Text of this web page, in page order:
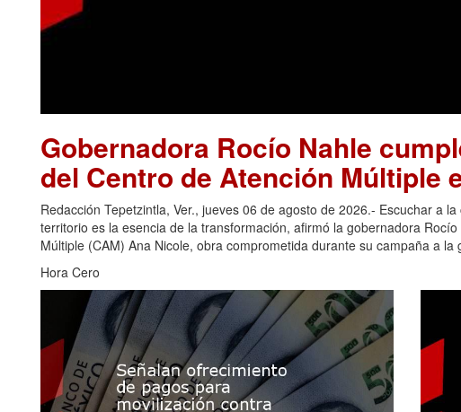
Gobernadora Rocío Nahle
del Centro de Atención Múltiple
Redacción Tepetzintla, Ver., jueves 06 de agosto de 2026.- Escuchar a
territorio es la esencia de la transformación, afirmó la gobernadora
Múltiple (CAM) Ana Nicole, obra comprometida durante su campaña a
Hora Cero